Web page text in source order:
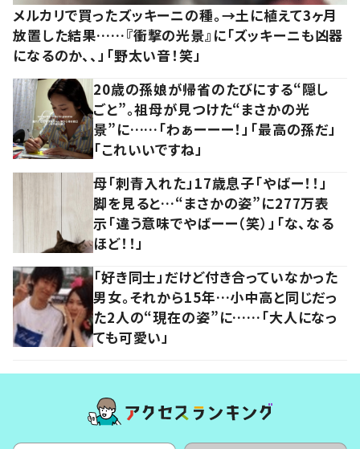
メルカリで買ったズッキーニの種。→土に植えて3ヶ月
放置した結果……『衝撃の光景』に「ズッキーニも凶器
になるのか、、」「野太い音！笑」
20歳の孫娘が帰省のたびにする“隠し
ごと”。祖母が見つけた“まさかの光
景”に……「わぁーーー！」「最高の孫だ」
「これいいですね」
母「刺青入れた」17歳息子「やばー！！」
脚を見ると…“まさかの姿”に277万表
示「違う意味でやばーー（笑）」「な、なる
ほど！！」
「好き同士」だけど付き合っていなかった
男女。それから15年…小中高と同じだっ
た2人の“現在の姿”に……「大人になっ
ても可愛い」